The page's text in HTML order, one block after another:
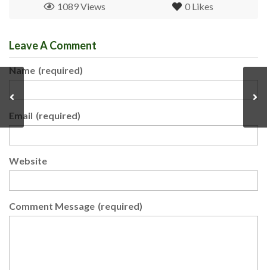
0 Likes
1089 Views
Leave A Comment
Name (required)
Email (required)
Website
Comment Message (required)